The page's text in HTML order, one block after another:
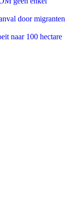
door migranten
naar 100 hectare